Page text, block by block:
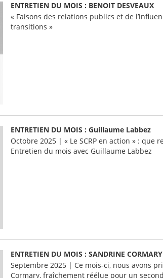
ENTRETIEN DU MOIS : BENOIT DESVEAUX
« Faisons des relations publics et de
transitions »
ENTRETIEN DU MOIS : Guillaume Labbez
Octobre 2025 | « Le SCRP en action » : que
Entretien du mois avec Guillaume Labbez
ENTRETIEN DU MOIS : SANDRINE CORMARY
Septembre 2025 | Ce mois-ci, nous avons
Cormary, fraîchement réélue pour un